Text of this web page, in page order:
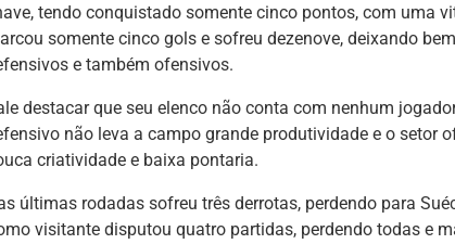
tendo conquistado somente cinco pontos, com uma
somente cinco gols e sofreu dezenove, deixando
e também ofensivos.
destacar que seu elenco não conta com nenhum
não leva a campo grande produtividade e o setor
criatividade e baixa pontaria.
últimas rodadas sofreu três derrotas, perdendo para
visitante disputou quatro partidas, perdendo todas e